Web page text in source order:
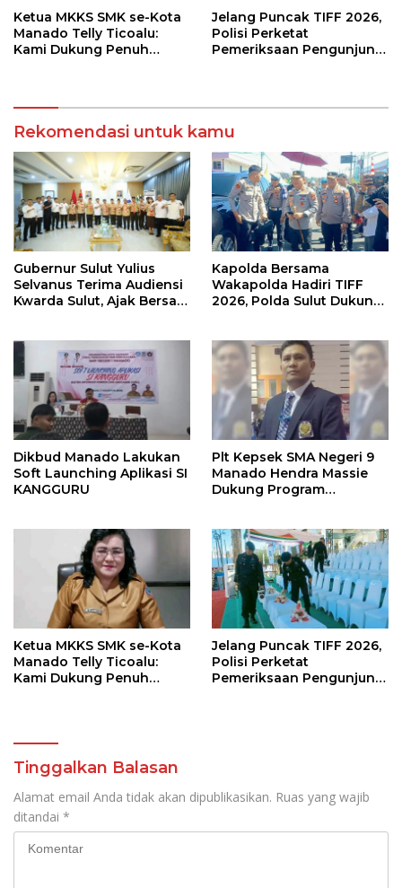
Ketua MKKS SMK se-Kota
Manado Telly Ticoalu:
Kami Dukung Penuh
Jelang Puncak TIFF 2026,
Polisi Perketat
Pemeriksaan Pengunjung
Rekomendasi untuk kamu
Gubernur Sulut Yulius
Selvanus Terima Audiensi
Kwarda Sulut, Ajak Bersatu
Kapolda Bersama
Wakapolda Hadiri TIFF
2026, Polda Sulut Dukung
Dikbud Manado Lakukan
Soft Launching Aplikasi SI
KANGGURU
Plt Kepsek SMA Negeri 9
Manado Hendra Massie
Dukung Program
Ketua MKKS SMK se-Kota
Manado Telly Ticoalu:
Kami Dukung Penuh
Jelang Puncak TIFF 2026,
Polisi Perketat
Pemeriksaan Pengunjung
Tinggalkan Balasan
Alamat email Anda tidak akan dipublikasikan. Ruas yang wajib
ditandai *